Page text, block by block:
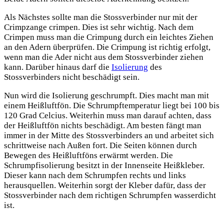
Als Nächstes sollte man die Stossverbinder nur mit der
Crimpzange crimpen. Dies ist sehr wichtig. Nach dem
Crimpen muss man die Crimpung durch ein leichtes Ziehen
an den Adern überprüfen. Die Crimpung ist richtig erfolgt,
wenn man die Ader nicht aus dem Stossverbinder ziehen
kann. Darüber hinaus darf die Isolierung des
Stossverbinders nicht beschädigt sein.
Nun wird die Isolierung geschrumpft. Dies macht man mit
einem Heißluftfön. Die Schrumpftemperatur liegt bei 100 bis
120 Grad Celcius. Weiterhin muss man darauf achten, dass
der Heißluftfön nichts beschädigt. Am besten fängt man
immer in der Mitte des Stossverbinders an und arbeitet sich
schrittweise nach Außen fort. Die Seiten können durch
Bewegen des Heißluftföns erwärmt werden. Die
Schrumpfisolierung besitzt in der Innenseite Heißkleber.
Dieser kann nach dem Schrumpfen rechts und links
herausquellen. Weiterhin sorgt der Kleber dafür, dass der
Stossverbinder nach dem richtigen Schrumpfen wasserdicht
ist.